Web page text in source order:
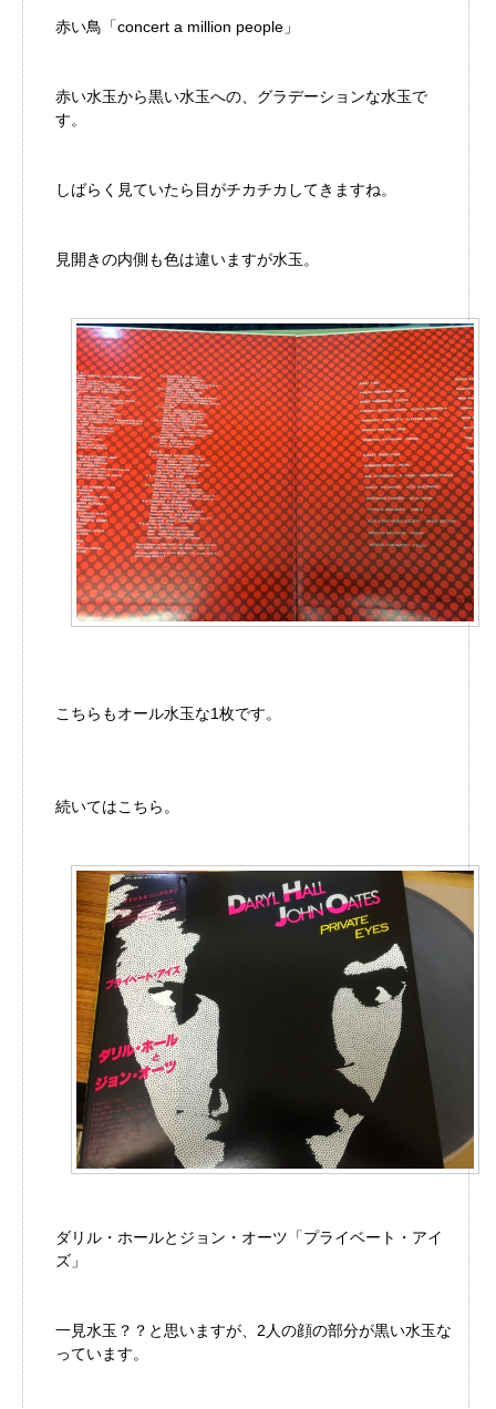
赤い鳥「concert a million people」
赤い水玉から黒い水玉への、グラデーションな水玉で
す。
しばらく見ていたら目がチカチカしてきますね。
見開きの内側も色は違いますが水玉。
こちらもオール水玉な1枚です。
続いてはこちら。
ダリル・ホールとジョン・オーツ「プライベート・アイ
ズ」
一見水玉？？と思いますが、2人の顔の部分が黒い水玉な
っています。